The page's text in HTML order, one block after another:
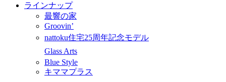
ラインナップ
最響の家
Groovin’
nattoku住宅25周年記念モデル
Glass Arts
Blue Style
キママプラス